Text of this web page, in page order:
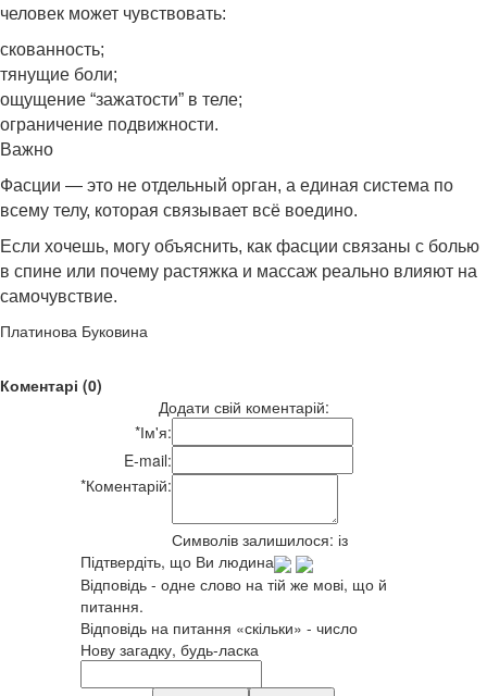
человек может чувствовать:
скованность;
тянущие боли;
ощущение “зажатости” в теле;
ограничение подвижности.
Важно
Фасции — это не отдельный орган, а единая система по
всему телу, которая связывает всё воедино.
Если хочешь, могу объяснить, как фасции связаны с болью
в спине или почему растяжка и массаж реально влияют на
самочувствие.
Платинова Буковина
Коментарі (0)
Додати свій коментарій:
*Ім'я:
E-mail:
*Коментарій:
Символів залишилося: із
Підтвердіть, що Ви людина
Відповідь - одне слово на тій же мові, що й
питання.
Відповідь на питання «скільки» - число
Нову загадку, будь-ласка